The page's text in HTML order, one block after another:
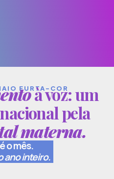
FURTA-COR
à voz: um
pela
materna.
o mês.
ano inteiro.